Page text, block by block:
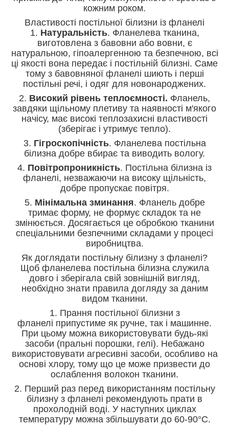
кожним роком.
Властивості постільної білизни із фланелі
1. Натуральність. Фланелева тканина,
виготовлена ​​з бавовни або вовни, є
натуральною, гіпоалергенною та безпечною, всі
ці якості вона передає і постільній білизні. Саме
тому з бавовняної фланелі шиють і перші
постільні речі, і одяг для новонароджених.
2. Високий рівень теплоємності. Фланель,
завдяки щільному плетиву та наявності м'якого
начісу, має високі теплозахисні властивості
(зберігає і утримує тепло).
3. Гігроскопічність. Фланелева постільна
білизна добре вбирає та виводить вологу.
4. Повітропроникність. Постільна білизна із
фланелі, незважаючи на високу щільність,
добре пропускає повітря.
5. Мінімальна зминання. Фланель добре
тримає форму, не формує складок та не
змінюється. Досягається це обробкою тканини
спеціальними безпечними складами у процесі
виробництва.
Як доглядати постільну білизну з фланелі?
Щоб фланелева постільна білизна служила
довго і зберігала свій зовнішній вигляд,
необхідно знати правила догляду за даним
видом тканини.
1. Прання постільної білизни з
фланелі припустиме як ручне, так і машинне.
При цьому можна використовувати будь-які
засоби (пральні порошки, гелі). Небажано
використовувати агресивні засоби, особливо на
основі хлору, тому що це може призвести до
ослаблення волокон тканини.
2. Перший раз перед використанням постільну
білизну з фланелі рекомендують прати в
прохолодній воді. У наступних циклах
температуру можна збільшувати до 60-90°С.